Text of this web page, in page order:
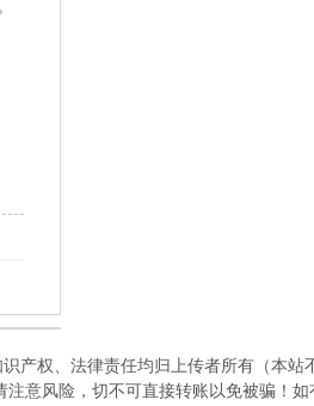
产权、法律责任均归上传者所有（本站
意风险，切不可直接转账以免被骗！